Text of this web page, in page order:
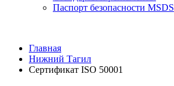
Паспорт безопасности MSDS
Главная
Нижний Тагил
Сертификат ISO 50001